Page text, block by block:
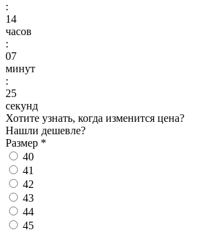
:
14
часов
:
07
минут
:
24
секунд
Хотите узнать, когда изменится цена?
Нашли дешевле?
Размер *
40
41
42
43
44
45